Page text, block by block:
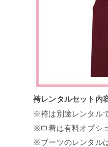
袴レンタルセット内
※袴は別途レンタル
※巾着は有料オプシ
※ブーツのレンタル